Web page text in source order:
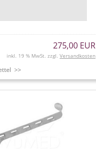
275,00 EUR
inkl. 19 % MwSt. zzgl. Versandkosten